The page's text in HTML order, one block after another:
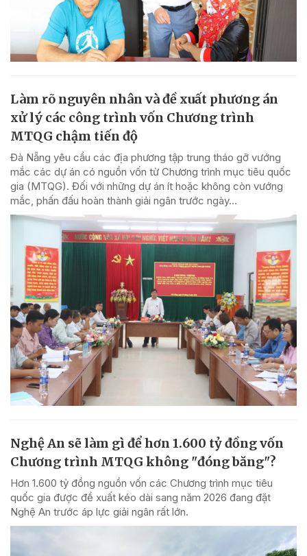
Làm rõ nguyên nhân và đề xuất phương án
xử lý các công trình vốn Chương trình
MTQG chậm tiến độ
Đà Nẵng yêu cầu các địa phương tập trung tháo gỡ vướng
mắc các dự án có nguồn vốn từ Chương trình mục tiêu quốc
gia (MTQG). Đối với những dự án ít hoặc không còn vướng
mắc, phấn đấu hoàn thành giải ngân trước ngày...
Nghệ An sẽ làm gì để hơn 1.600 tỷ đồng vốn
Chương trình MTQG không "đóng băng"?
Hơn 1.600 tỷ đồng nguồn vốn các Chương trình mục tiêu
quốc gia được đề xuất kéo dài sang năm 2026 đang đặt
Nghệ An trước áp lực giải ngân rất lớn.